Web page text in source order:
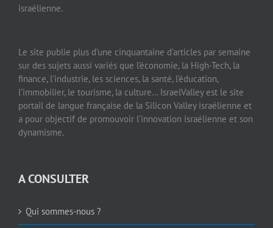
israélienne.
Le site publie plus d’une cinquantaine d’articles par semaine
sur des sujets aussi variés que l’économie, la High-Tech, la
finance, l’industrie, les sciences, la santé, l’éducation,
l’immobilier, le tourisme, la culture… IsraelValley est le site
portail de langue française de la Silicon Valley israélienne et
a pour objectif de promouvoir l’innovation israélienne et son
dynamisme.
A CONSULTER
Qui sommes-nous ?